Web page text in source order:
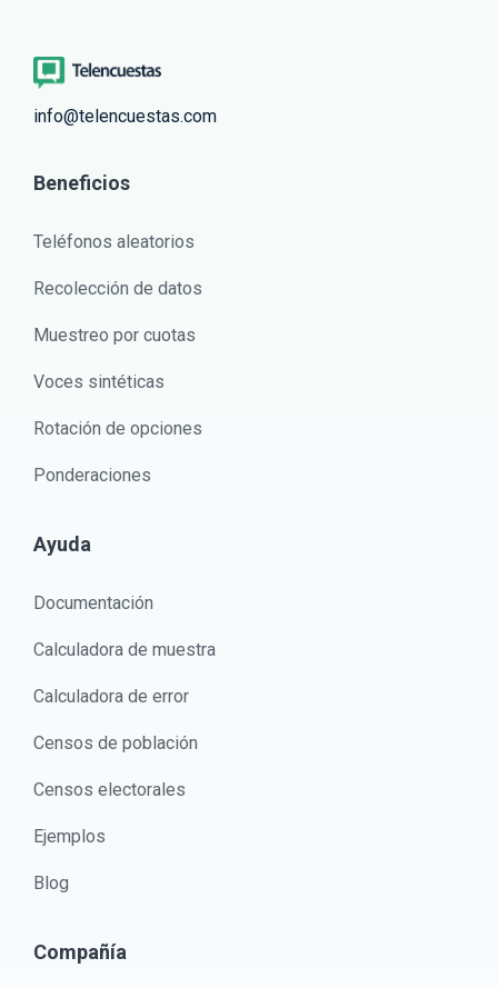
info@telencuestas.com
Beneficios
Teléfonos aleatorios
Recolección de datos
Muestreo por cuotas
Voces sintéticas
Rotación de opciones
Ponderaciones
Ayuda
Documentación
Calculadora de muestra
Calculadora de error
Censos de población
Censos electorales
Ejemplos
Blog
Compañía